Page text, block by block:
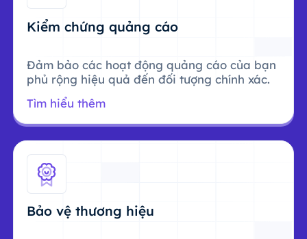
Kiểm chứng quảng cáo
Đảm bảo các hoạt động quảng cáo của bạn
phủ rộng hiệu quả đến đối tượng chính xác.
Tìm hiểu thêm
Bảo vệ thương hiệu